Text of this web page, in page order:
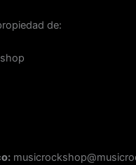
de: